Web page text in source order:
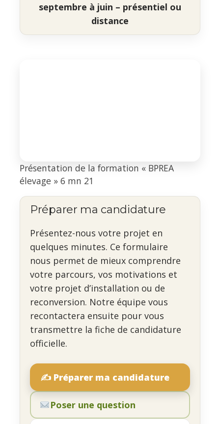
septembre à juin – présentiel ou
distance
Présentation de la formation « BPREA
élevage » 6 mn 21
Préparer ma candidature
Présentez-nous votre projet en
quelques minutes. Ce formulaire
nous permet de mieux comprendre
votre parcours, vos motivations et
votre projet d’installation ou de
reconversion. Notre équipe vous
recontactera ensuite pour vous
transmettre la fiche de candidature
officielle.
✍️ Préparer ma candidature
Poser une question